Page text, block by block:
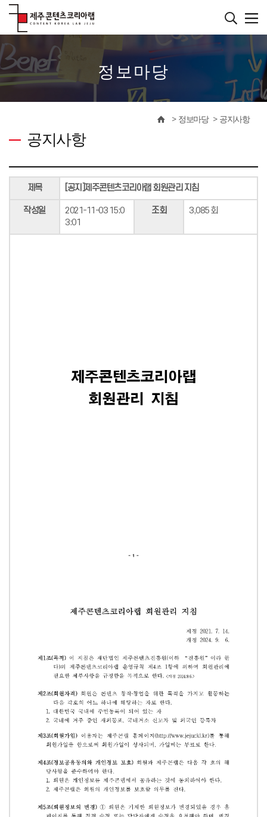
본
문
가
기
����������
정보마당
공지사항
정보마당 공지사항
제목 [공지]제주콘텐츠코리아랩 회원관리 지침
작성일
2021-11-03 15:0
3:01
조회 3,085 회